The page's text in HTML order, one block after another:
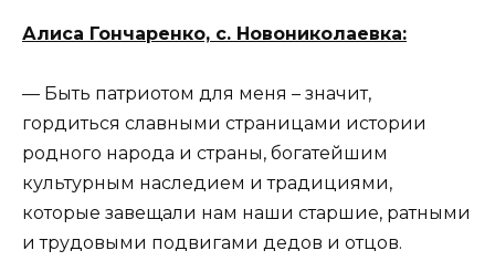
Алиса Гончаренко, с. Новониколаевка:
— Быть патриотом для меня – значит,
гордиться славными страницами истории
родного народа и страны, богатейшим
культурным наследием и традициями,
которые завещали нам наши старшие, ратными
и трудовыми подвигами дедов и отцов.